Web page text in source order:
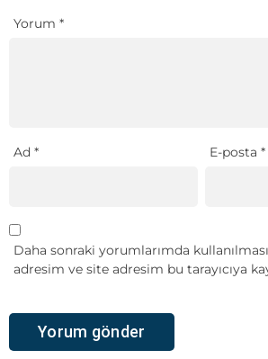
Yorum *
Ad * E-posta*
Daha sonraki yorumlarımda
adresim ve site adresim bu tarayıcıya